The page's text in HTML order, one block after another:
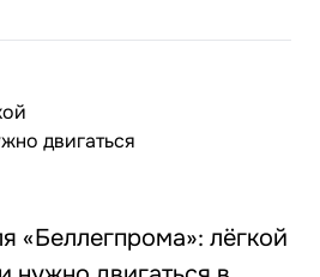
«Беллегпрома»: лёгкой